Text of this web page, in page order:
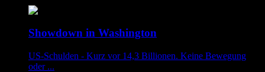
Showdown in Washington
US-Schulden - Kurz vor 14,3 Billionen. Keine Bewegung
oder ...